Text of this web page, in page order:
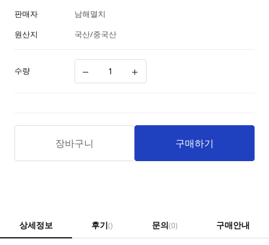
판매자
남해멸치
원산지
국산/중국산
수량
장바구니 구매하기
상세정보 후기() 문의(0) 구매안내